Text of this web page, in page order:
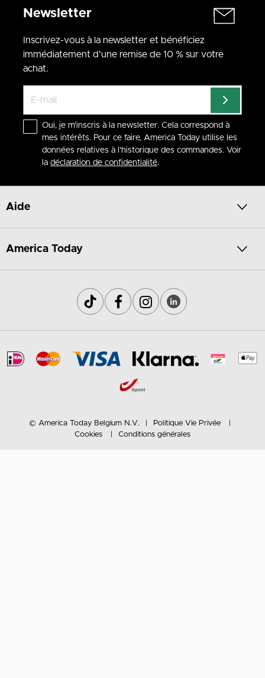
Newsletter
Inscrivez-vous à la newsletter et bénéficiez
immédiatement d'une remise de 10 % sur votre
achat.
Oui, je m'inscris à la newsletter. Cela correspond à
mes intérêts. Pour ce faire, America Today utilise les
données relatives à l'historique des commandes. Voir
la déclaration de confidentialité.
Aide
America Today
© America Today Belgium N.V.
Politique Vie Privée
Cookies
Conditions générales